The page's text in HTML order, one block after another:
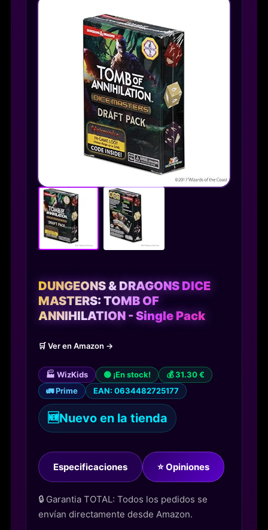
DUNGEONS & DRAGONS DICE
MASTERS: TOMB OF
ANNIHILATION - Single Pack
🛒 Ver en Amazon →
🏭 WizKids 🟢 ¡En stock!
💰 31.30 €
🚛 Prime
EAN: 0634482725177
🆕Nuevo en la tienda
Especificaciones ⭐ Opiniones
🔒 Garantia TOTAL: Todos los pedidos se
envían directamente desde Amazon.